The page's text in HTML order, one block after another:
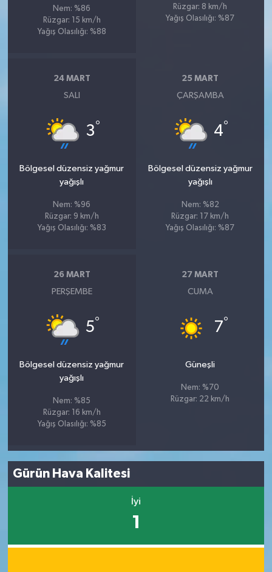
Nem: %86
Rüzgar: 15 km/h
Yağış Olasılığı: %88
Rüzgar: 8 km/h
Yağış Olasılığı: %87
24 MART
SALI
3°
Bölgesel düzensiz yağmur
yağışlı
Nem: %96
Rüzgar: 9 km/h
Yağış Olasılığı: %83
25 MART
ÇARŞAMBA
4°
Bölgesel düzensiz yağmur
yağışlı
Nem: %82
Rüzgar: 17 km/h
Yağış Olasılığı: %87
26 MART
PERŞEMBE
5°
Bölgesel düzensiz yağmur
yağışlı
Nem: %85
Rüzgar: 16 km/h
Yağış Olasılığı: %85
27 MART
CUMA
7°
Güneşli
Nem: %70
Rüzgar: 22 km/h
Gürün Hava Kalitesi
İyi
1